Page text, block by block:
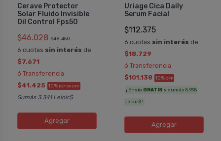
Cerave Protector
Solar Fluido Invisible
Oil Control Fps50
$46.028 $48.450
6 cuotas sin interés de
$7.671
ó Transferencia
$41.425 10% EXTRA OFF
Sumás 3.341 Leloir$
Agregar
Uriage Cica Daily
Serum Facial
$112.375
6 cuotas sin interés de
$18.729
ó Transferencia
$101.138 10% OFF
¡ Envío GRATIS y sumás 5.995
Leloir$ !
Agregar